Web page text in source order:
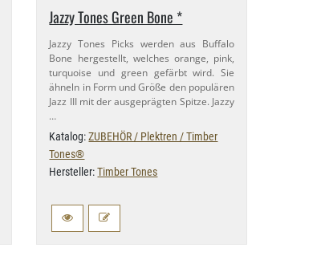
Jazzy Tones Green Bone *
Jazzy Tones Picks werden aus Buffalo
Bone hergestellt, welches orange, pink,
turquoise und green gefärbt wird. Sie
ähneln in Form und Größe den populären
Jazz III mit der ausgeprägten Spitze. Jazzy
…
Katalog:ZUBEHÖR / Plektren / Timber
Tones®
Hersteller:Timber Tones